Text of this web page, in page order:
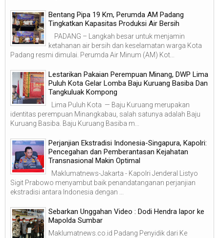
‎Bentang Pipa 19 Km, Perumda AM Padang
Tingkatkan Kapasitas Produksi Air Bersih
‎ ‎ PADANG – Langkah besar untuk menjamin
ketahanan air bersih dan keselamatan warga Kota
Padang resmi dimulai. Perumda Air Minum (AM) Kot...
Lestarikan Pakaian Perempuan Minang, DWP Lima
Puluh Kota Gelar Lomba Baju Kuruang Basiba Dan
Tangkuluak Kompong
Lima Puluh Kota — Baju Kuruang merupakan
identitas perempuan Minangkabau, salah satunya adalah Baju
Kuruang Basiba. Baju Kuruang Basiba m...
Perjanjian Ekstradisi Indonesia-Singapura, Kapolri:
Pencegahan dan Pemberantasan Kejahatan
Transnasional Makin Optimal
Maklumatnews-Jakarta - Kapolri Jenderal Listyo
Sigit Prabowo menyambut baik penandatanganan perjanjian
ekstradisi antara Indonesia dengan ...
Sebarkan Unggahan Video : Dodi Hendra lapor ke
Mapolda Sumbar
Maklumatnews.co.id Padang Penyidik dari Ke